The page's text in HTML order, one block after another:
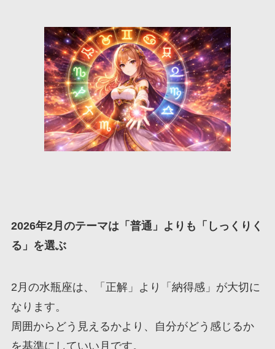
2026年2月のテーマは「普通」よりも「しっくりく
る」を選ぶ
2月の水瓶座は、「正解」より「納得感」が大切に
なります。
周囲からどう見えるかより、自分がどう感じるか
を基準にしていい月です。